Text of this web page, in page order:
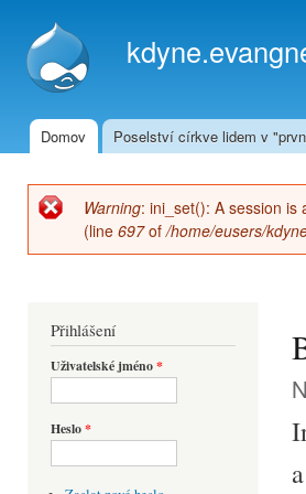
Hlavní menu
Domov Poselství církve lidem v
Chybová zpráva
Warning: ini_set(): A session
(line 697of/home/eusers/
Přihlášení
Uživatelské jméno*
Heslo*